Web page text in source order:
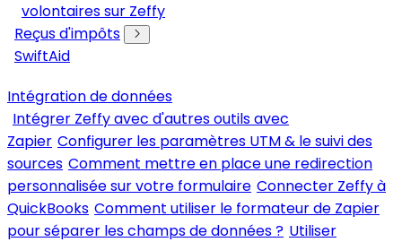
volontaires sur Zeffy
Reçus d'impôts
SwiftAid
Intégration de données
Intégrer Zeffy avec d'autres outils avec
Zapier Configurer les paramètres UTM & le suivi des
sources Comment mettre en place une redirection
personnalisée sur votre formulaire Connecter Zeffy à
QuickBooks Comment utiliser le formateur de Zapier
pour séparer les champs de données ? Utiliser